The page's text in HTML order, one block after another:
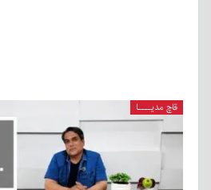
قاچ مدیــــا